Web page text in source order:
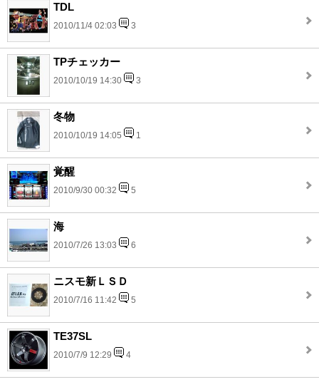
TDL
2010/11/4 02:03 3
TPチェッカー
2010/10/19 14:30 3
冬物
2010/10/19 14:05 1
覚醒
2010/9/30 00:32 5
海
2010/7/26 13:03 6
ニスモ新ＬＳＤ
2010/7/16 11:42 5
TE37SL
2010/7/9 12:29 4